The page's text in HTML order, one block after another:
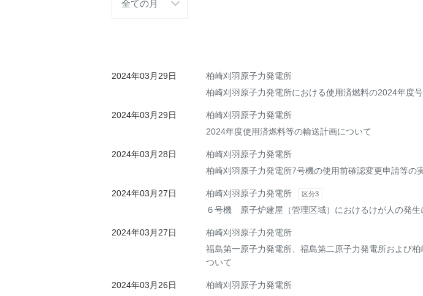
2024年03月29日
柏崎刈羽原子力発電所
柏崎刈羽原子力発電所における使用済燃料の2024年度
2024年03月29日
柏崎刈羽原子力発電所
2024年度使用済燃料等の輸送計画について
2024年03月28日
柏崎刈羽原子力発電所
柏崎刈羽原子力発電所7号機の使用前確認変更申請等の
2024年03月27日 柏崎刈羽原子力発電所 区分3
６号機 原子炉建屋（管理区域）におけるけが人の発生
2024年03月27日
柏崎刈羽原子力発電所
福島第一原子力発電所、福島第二原子力発電所および
ついて
2024年03月26日
柏崎刈羽原子力発電所